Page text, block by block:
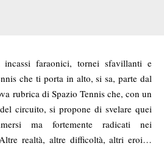
incassi faraonici, tornei sfavillanti e
che ti porta in alto, si sa, parte dal
rubrica di Spazio Tennis che, con un
circuito, si propone di svelare quei
ma fortemente radicati nei
realtà, altre difficoltà, altri eroi…